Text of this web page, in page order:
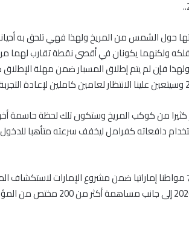
حول الشمس من المريخ ولهذا فهي تلحق به
فلكه ولكنهما يكونان في أقصى نقطة تقارب لهما
كل سنتين وهذا ما سيحدث في 2020 ولهذا فإن لم يتم إطلاق المسبار ضمن مهلة
سيقترب المسبار كثيرا من كوكب المريخ وستكون تلك لحظة
دافعاته كفرامل ليخفف سرعته متأهبا للدخول
ويتكون فريق المشروع من أكثر من 70 مواطنا إماراتيا ضمن مشروع الإمارات
عددهم إلى 150 مهندسا وباحثا قبل 2020 إلى جانب مساهمة